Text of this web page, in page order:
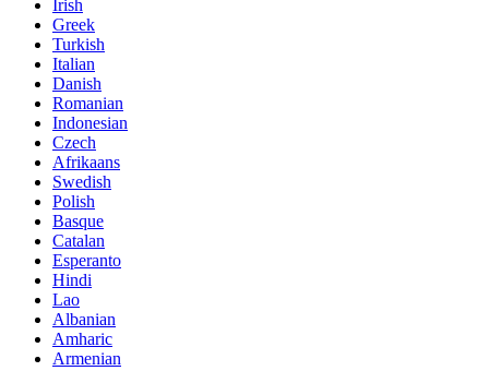
Irish
Greek
Turkish
Italian
Danish
Romanian
Indonesian
Czech
Afrikaans
Swedish
Polish
Basque
Catalan
Esperanto
Hindi
Lao
Albanian
Amharic
Armenian